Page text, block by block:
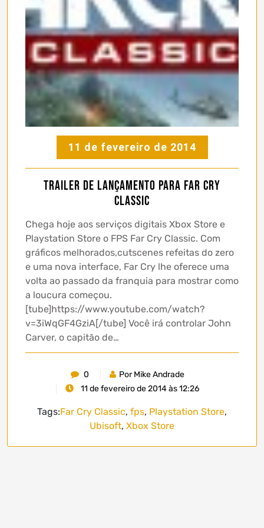
11 de fevereiro de 2014
Trailer de lançamento para Far Cry
Classic
Chega hoje aos serviços digitais Xbox Store e
Playstation Store o FPS Far Cry Classic. Com
gráficos melhorados,cutscenes refeitas do zero
e uma nova interface, Far Cry lhe oferece uma
volta ao passado da franquia para mostrar como
a loucura começou.
[tube]https://www.youtube.com/watch?
v=3iWqGF4GziA[/tube] Você irá controlar John
Carver, o capitão de…
0
Por Mike Andrade
11 de fevereiro de 2014 às 12:26
Tags:Far Cry Classic, fps, Playstation Store,
Ubisoft, Xbox Store